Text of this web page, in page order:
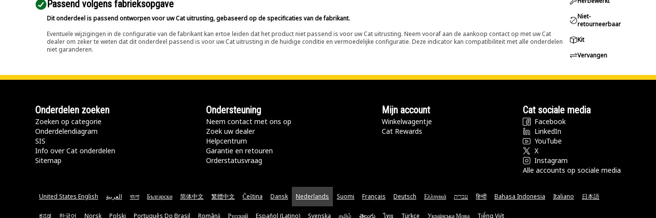
Passend volgens fabrieksopgave
Dit onderdeel is passend ontworpen voor uw Cat uitrusting, gebaseerd op de specificaties van de fabrikant.
Eventuele wijzigingen in de configuratie van de fabrikant kan ertoe leiden dat het product niet passend is voor uw Cat uitrusting. Neem vooraf aan de aankoop contact op met uw Cat
dealer om zeker te weten dat dit onderdeel passend is voor uw Cat uitrusting in de huidige conditie en vermoedelijke configuratie. Deze indicator kan compatibiliteit met alle onderdelen
niet garanderen.
Niet-
retourneerbaar
Kit
Vervangen
Onderdelen zoeken
Zoeken op categorie
Onderdelendiagram
SIS
Info over Cat onderdelen
Sitemap
Ondersteuning
Neem contact met ons op
Zoek uw dealer
Helpcentrum
Garantie en retouren
Orderstatusvraag
Mijn account
Winkelwagentje
Cat Rewards
Cat sociale media
Facebook
LinkedIn
YouTube
X
Instagram
Alle accounts op sociale media
United States English العربية বাংলা Български 简体中文 繁體中文 Čeština Dansk Nederlands Suomi Français Deutsch Ελληνικά עברית हिन्दी Bahasa Indonesia Italiano 日本語
ಕನ್ನಡ 한국어 Norsk Polski Português Do Brasil Română Русский Español (Latino) Svenska தமிழ் తెలుగు ไทย Türkçe Українська Мова Tiếng Việt